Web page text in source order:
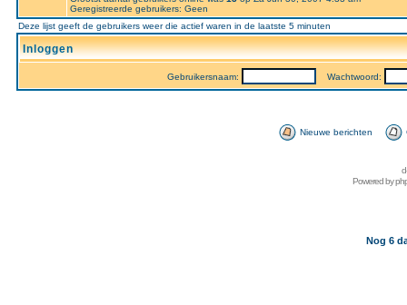
Geregistreerde gebruikers: Geen
Deze lijst geeft de gebruikers weer die actief waren in de laatste 5 minuten
Inloggen
Gebruikersnaam: Wachtwoord:
Nieuwe berichten
Powered by
Nog 6